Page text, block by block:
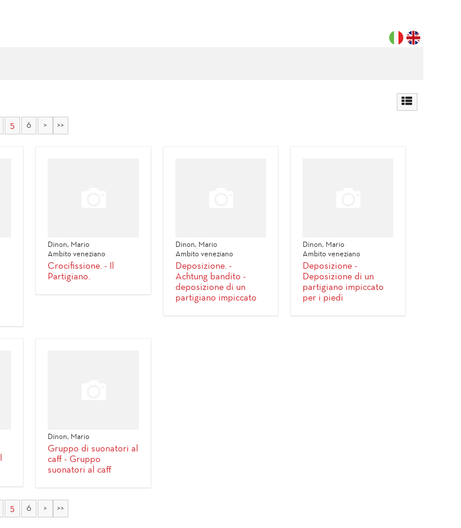
5 6 > >>
Dinon, Mario
Ambito veneziano
Crocifissione. - Il
Partigiano.
Dinon, Mario
Ambito veneziano
Deposizione. -
Achtung bandito -
deposizione di un
partigiano impiccato
Dinon, Mario
Ambito veneziano
Deposizione -
Deposizione di un
partigiano impiccato
per i piedi
Dinon, Mario
Gruppo di suonatori al
caff - Gruppo
suonatori al caff
5 6 > >>